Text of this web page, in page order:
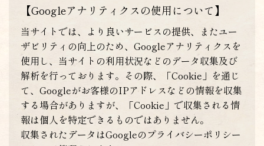
【Googleアナリティクスの使用について】
当サイトでは、より良いサービスの提供、またユー
ザビリティの向上のため、Googleアナリティクスを
使用し、当サイトの利用状況などのデータ収集及び
解析を行っております。その際、「Cookie」を通じ
て、Googleがお客様のIPアドレスなどの情報を収集
する場合がありますが、「Cookie」で収集される情
報は個人を特定できるものではありません。
収集されたデータはGoogleのプライバシーポリシー